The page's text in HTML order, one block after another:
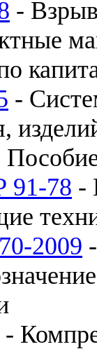
-
-
78 -
2009
-